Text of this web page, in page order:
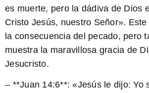
es muerte, pero la dádiva de Dios
Cristo Jesús, nuestro Señor».
la consecuencia del pecado, pero
muestra la maravillosa gracia de
Jesucristo.
– **Juan 14:6**: «Jesús le dijo: Yo